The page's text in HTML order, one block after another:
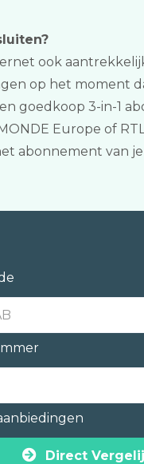
ook
op het moment
goedkoop 3-in-1
Europe of
abonnement van
Direct